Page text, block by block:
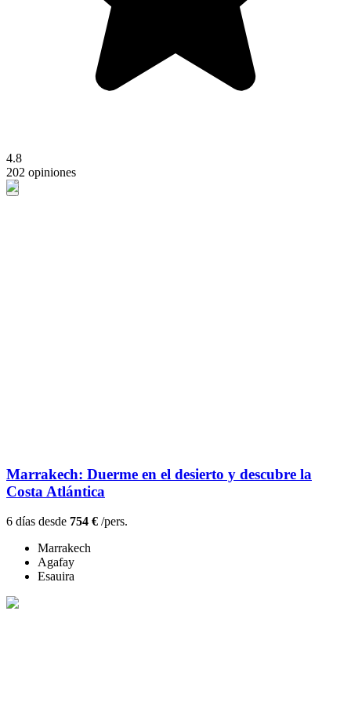
4.8
202 opiniones
Marrakech: Duerme en el desierto y descubre la
Costa Atlántica
6 días desde 754 € /pers.
Marrakech
Agafay
Esauira